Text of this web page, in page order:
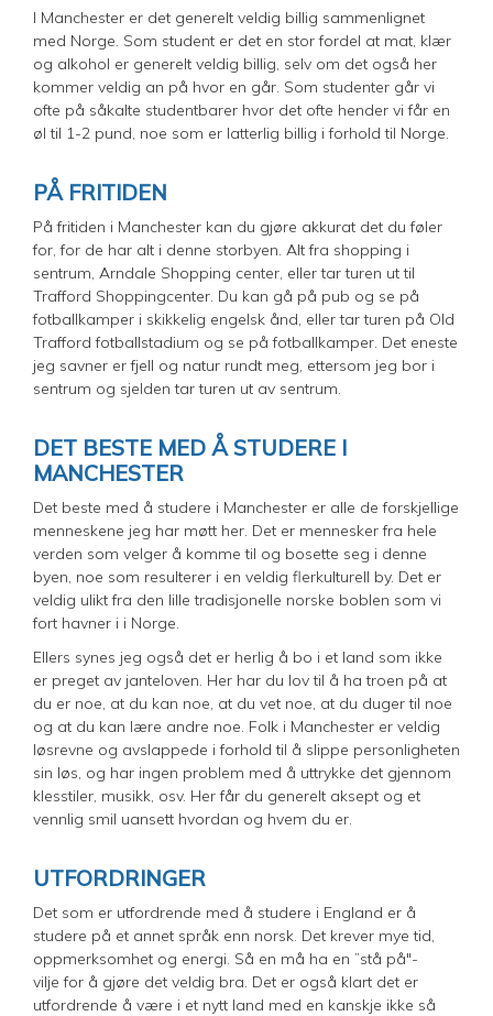
I Manchester er det generelt veldig billig sammenlignet
med Norge. Som student er det en stor fordel at mat, klær
og alkohol er generelt veldig billig, selv om det også her
kommer veldig an på hvor en går. Som studenter går vi
ofte på såkalte studentbarer hvor det ofte hender vi får en
øl til 1-2 pund, noe som er latterlig billig i forhold til Norge.
PÅ FRITIDEN
På fritiden i Manchester kan du gjøre akkurat det du føler
for, for de har alt i denne storbyen. Alt fra shopping i
sentrum, Arndale Shopping center, eller tar turen ut til
Trafford Shoppingcenter. Du kan gå på pub og se på
fotballkamper i skikkelig engelsk ånd, eller tar turen på Old
Trafford fotballstadium og se på fotballkamper. Det eneste
jeg savner er fjell og natur rundt meg, ettersom jeg bor i
sentrum og sjelden tar turen ut av sentrum.
DET BESTE MED Å STUDERE I
MANCHESTER
Det beste med å studere i Manchester er alle de forskjellige
menneskene jeg har møtt her. Det er mennesker fra hele
verden som velger å komme til og bosette seg i denne
byen, noe som resulterer i en veldig flerkulturell by. Det er
veldig ulikt fra den lille tradisjonelle norske boblen som vi
fort havner i i Norge.
Ellers synes jeg også det er herlig å bo i et land som ikke
er preget av janteloven. Her har du lov til å ha troen på at
du er noe, at du kan noe, at du vet noe, at du duger til noe
og at du kan lære andre noe. Folk i Manchester er veldig
løsrevne og avslappede i forhold til å slippe personligheten
sin løs, og har ingen problem med å uttrykke det gjennom
klesstiler, musikk, osv. Her får du generelt aksept og et
vennlig smil uansett hvordan og hvem du er.
UTFORDRINGER
Det som er utfordrende med å studere i England er å
studere på et annet språk enn norsk. Det krever mye tid,
oppmerksomhet og energi. Så en må ha en ”stå på"-
vilje for å gjøre det veldig bra. Det er også klart det er
utfordrende å være i et nytt land med en kanskje ikke så